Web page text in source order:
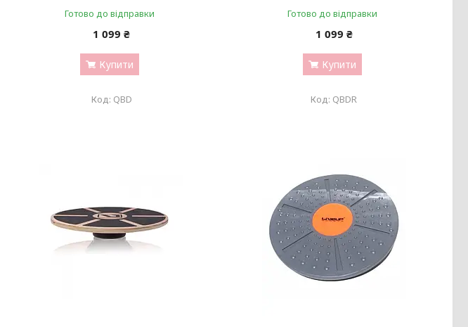
Готово до відправки
1 099 ₴
Купити
QBD
Готово до відправки
1 099 ₴
Купити
QBDR